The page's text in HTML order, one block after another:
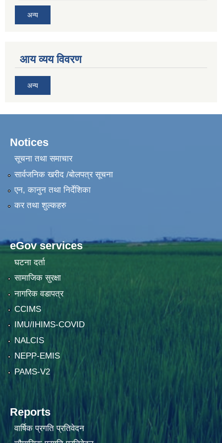
अन्य
आय व्यय विवरण
अन्य
Notices
सूचना तथा समाचार
सार्वजनिक खरीद /बोलपत्र सूचना
एन, कानुन तथा निर्देशिका
कर तथा शुल्कहरु
eGov services
घटना दर्ता
सामाजिक सुरक्षा
नागरिक वडापत्र
CCIMS
IMU/IHIMS-COVID
NALCIS
NEPP-EMIS
PAMS-V2
Reports
वार्षिक प्रगति प्रतिवेदन